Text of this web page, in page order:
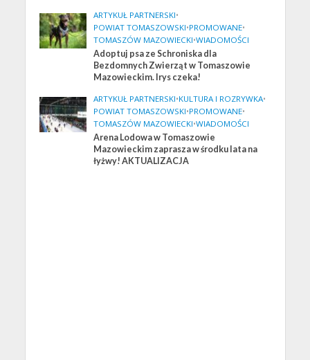
ARTYKUŁ PARTNERSKI•
POWIAT TOMASZOWSKI•PROMOWANE•
TOMASZÓW MAZOWIECKI•WIADOMOŚCI
Adoptuj psa ze Schroniska dla
Bezdomnych Zwierząt w Tomaszowie
Mazowieckim. Irys czeka!
ARTYKUŁ PARTNERSKI•KULTURA I ROZRYWKA•
POWIAT TOMASZOWSKI•PROMOWANE•
TOMASZÓW MAZOWIECKI•WIADOMOŚCI
Arena Lodowa w Tomaszowie
Mazowieckim zaprasza w środku lata na
łyżwy! AKTUALIZACJA